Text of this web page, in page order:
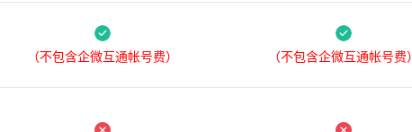
（不包含企微互通帐号费） （不包含企微互通帐号费）